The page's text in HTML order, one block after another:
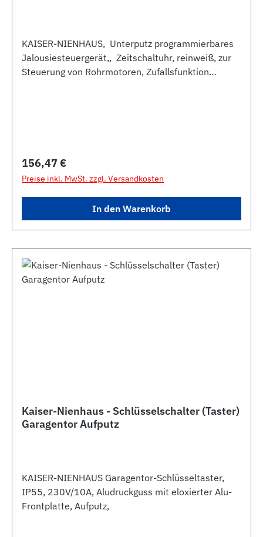
KAISER-NIENHAUS, Unterputz programmierbares
Jalousiesteuergerät,, Zeitschaltuhr, reinweiß, zur
Steuerung von Rohrmotoren, Zufallsfunktion
Sensoranschluss
Regulärer Preis:
156,47 €
Preise inkl. MwSt. zzgl. Versandkosten
In den Warenkorb
Kaiser-Nienhaus - Schlüsselschalter (Taster)
Garagentor Aufputz
KAISER-NIENHAUS Garagentor-Schlüsseltaster,
IP55, 230V/10A, Aludruckguss mit eloxierter Alu-
Frontplatte, Aufputz,